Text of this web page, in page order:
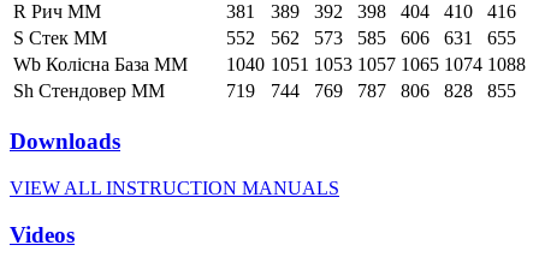
R Рич ММ
381 389 392 398 404 410
416
S Стек ММ
552 562 573 585 606 631
655
Wb Колісна База ММ
1040 1051 1053 1057 1065 1074 1088
Sh Стендовер ММ
719 744 769 787 806 828 855
Downloads
VIEW ALL INSTRUCTION MANUALS
Videos